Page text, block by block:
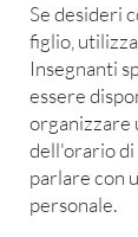
Se desideri
figlio,
Insegnanti
essere
organizzare
dell'orario di
parlare con
personale.